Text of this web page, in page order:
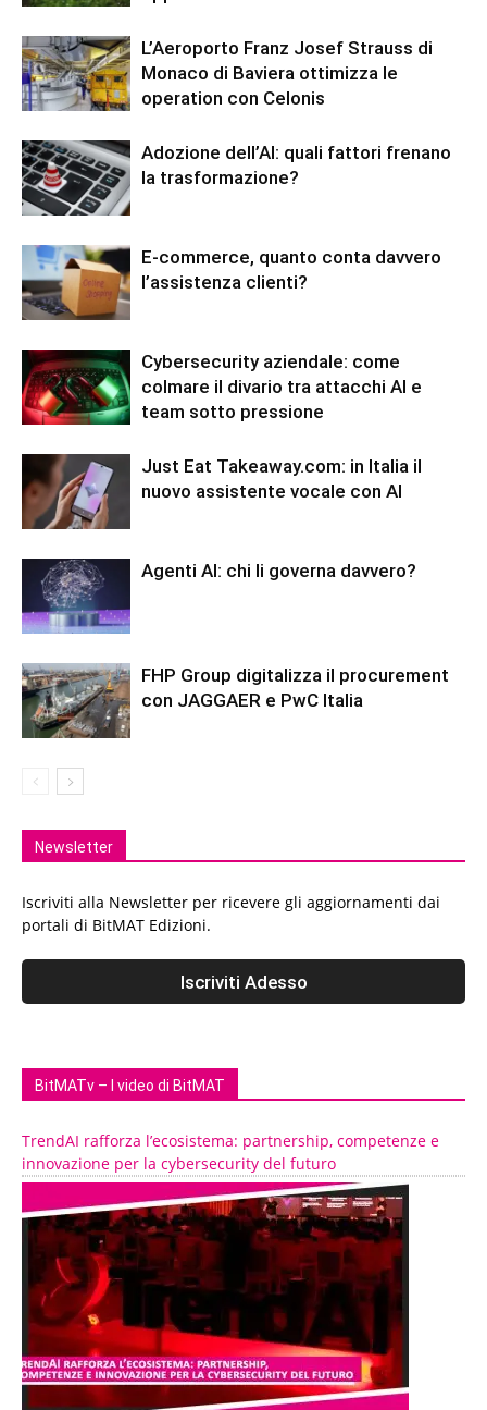
L’Aeroporto Franz Josef Strauss di
Monaco di Baviera ottimizza le
operation con Celonis
Adozione dell’AI: quali fattori frenano
la trasformazione?
E-commerce, quanto conta davvero
l’assistenza clienti?
Cybersecurity aziendale: come
colmare il divario tra attacchi AI e
team sotto pressione
Just Eat Takeaway.com: in Italia il
nuovo assistente vocale con AI
Agenti AI: chi li governa davvero?
FHP Group digitalizza il procurement
con JAGGAER e PwC Italia
Newsletter
Iscriviti alla Newsletter per ricevere gli aggiornamenti dai
portali di BitMAT Edizioni.
BitMATv – I video di BitMAT
TrendAI rafforza l’ecosistema: partnership, competenze e
innovazione per la cybersecurity del futuro